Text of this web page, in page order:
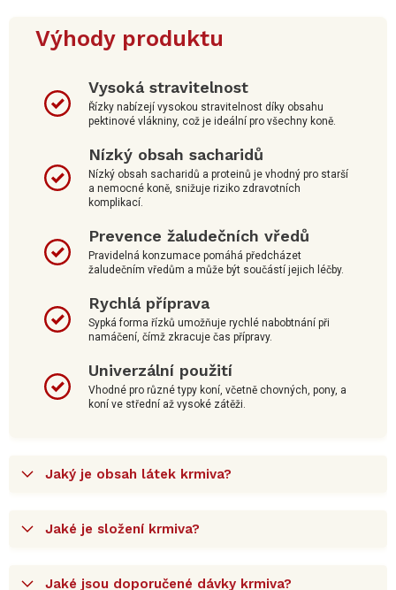
Výhody produktu
Vysoká stravitelnost
Řízky nabízejí vysokou stravitelnost díky obsahu
pektinové vlákniny, což je ideální pro všechny koně.
Nízký obsah sacharidů
Nízký obsah sacharidů a proteinů je vhodný pro starší
a nemocné koně, snižuje riziko zdravotních
komplikací.
Prevence žaludečních vředů
Pravidelná konzumace pomáhá předcházet
žaludečním vředům a může být součástí jejich léčby.
Rychlá příprava
Sypká forma řízků umožňuje rychlé nabobtnání při
namáčení, čímž zkracuje čas přípravy.
Univerzální použití
Vhodné pro různé typy koní, včetně chovných, pony, a
koní ve střední až vysoké zátěži.
Jaký je obsah látek krmiva?
Jaké je složení krmiva?
Jaké jsou doporučené dávky krmiva?